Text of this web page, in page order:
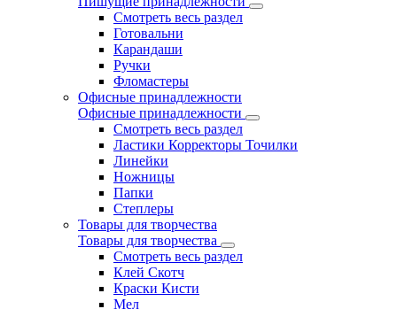
Смотреть весь раздел
Готовальни
Карандаши
Ручки
Фломастеры
Офисные принадлежности
Офисные принадлежности
Смотреть весь раздел
Ластики Корректоры Точилки
Линейки
Ножницы
Папки
Степлеры
Товары для творчества
Товары для творчества
Смотреть весь раздел
Клей Скотч
Краски Кисти
Мел